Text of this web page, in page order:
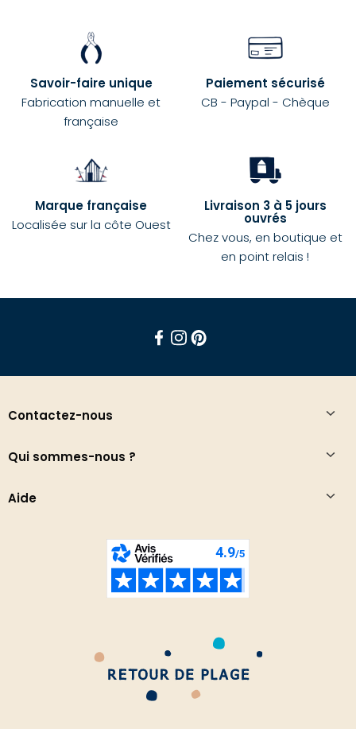
Savoir-faire unique
Fabrication manuelle et
française
Paiement sécurisé
CB - Paypal - Chèque
Marque française
Localisée sur la côte Ouest
Livraison 3 à 5 jours
ouvrés
Chez vous, en boutique et
en point relais !
Contactez-nous
Qui sommes-nous ?
Aide